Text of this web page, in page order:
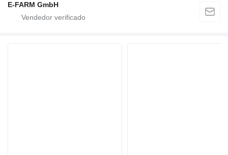
E-FARM GmbH